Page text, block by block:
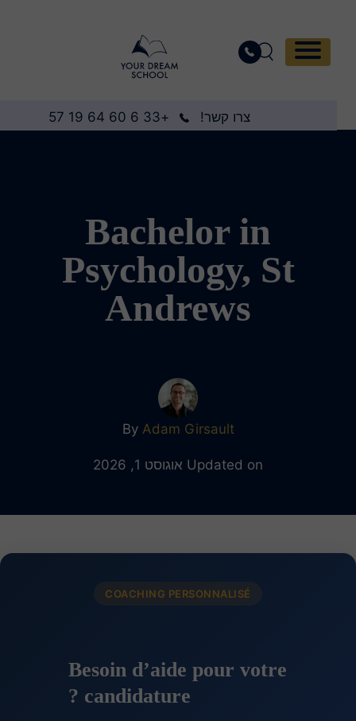
צרו קשר! +33 6 60 64 19 57
Bachelor in
Psychology, St
Andrews
ByAdam Girsault
Updated on אוגוסט 1, 2026
COACHING PERSONNALISÉ
Besoin d’aide pour votre
candidature ?